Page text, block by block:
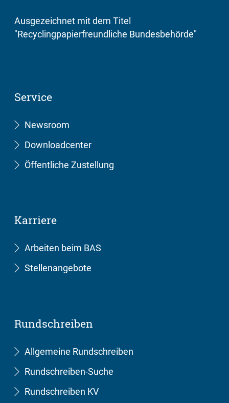
Ausgezeichnet mit dem Titel
"Recyclingpapierfreundliche Bundesbehörde"
Service
Newsroom
Downloadcenter
Öffentliche Zustellung
Karriere
Arbeiten beim BAS
Stellenangebote
Rundschreiben
Allgemeine Rundschreiben
Rundschreiben-Suche
Rundschreiben KV